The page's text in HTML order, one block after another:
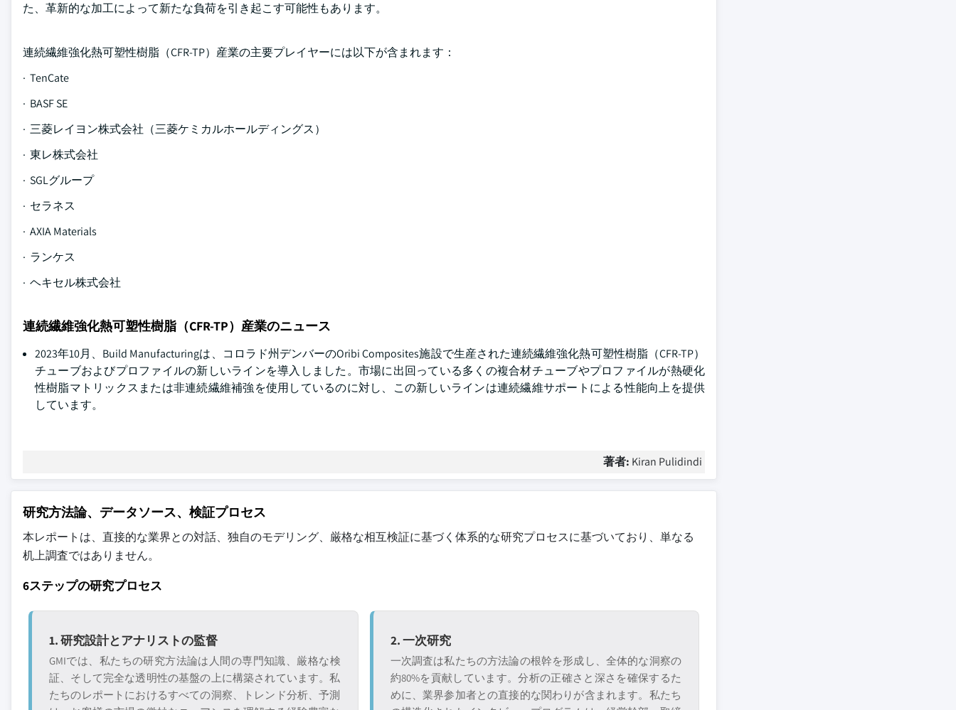
た、革新的な加工によって新たな負荷を引き起こす可能性もあります。
連続繊維強化熱可塑性樹脂（CFR-TP）産業の主要プレイヤーには以下が含まれます：
· TenCate
· BASF SE
· 三菱レイヨン株式会社（三菱ケミカルホールディングス）
· 東レ株式会社
· SGLグループ
· セラネス
· AXIA Materials
· ランケス
· ヘキセル株式会社
連続繊維強化熱可塑性樹脂（CFR-TP）産業のニュース
2023年10月、Build Manufacturingは、コロラド州デンバーのOribi Composites施設で生産された連続繊維強化熱可塑性樹脂（CFR-TP）
チューブおよびプロファイルの新しいラインを導入しました。市場に出回っている多くの複合材チューブやプロファイルが熱硬化
性樹脂マトリックスまたは非連続繊維補強を使用しているのに対し、この新しいラインは連続繊維サポートによる性能向上を提供
しています。
著者: Kiran Pulidindi
研究方法論、データソース、検証プロセス
本レポートは、直接的な業界との対話、独自のモデリング、厳格な相互検証に基づく体系的な研究プロセスに基づいており、単なる
机上調査ではありません。
6ステップの研究プロセス
1. 研究設計とアナリストの監督
GMIでは、私たちの研究方法論は人間の専門知識、厳格な検
証、そして完全な透明性の基盤の上に構築されています。私
たちのレポートにおけるすべての洞察、トレンド分析、予測
2. 一次研究
一次調査は私たちの方法論の根幹を形成し、全体的な洞察の
約80%を貢献しています。分析の正確さと深さを確保するた
めに、業界参加者との直接的な関わりが含まれます。私たち